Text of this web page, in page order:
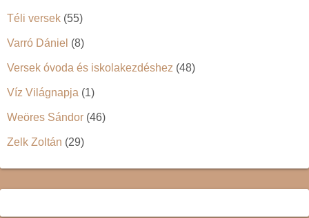
Téli versek (55)
Varró Dániel (8)
Versek óvoda és iskolakezdéshez (48)
Víz Világnapja (1)
Weöres Sándor (46)
Zelk Zoltán (29)